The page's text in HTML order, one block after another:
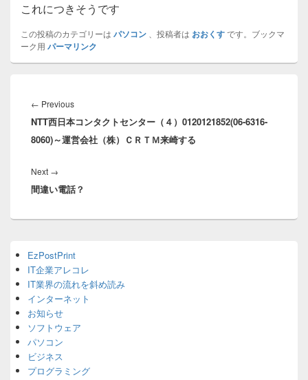
これにつきそうです
この投稿のカテゴリーは パソコン 、投稿者は おおくすです。ブックマ
ーク用 パーマリンク
稿
ナ
ビ
ゲ
シ
ョ
← PreviousPrevious
post:
NTT西日本コンタクトセンター（４）0120121852(06-6316-
8060)～運営会社（株）ＣＲＴＭ来崎する
Next →
post:
間違い電話？
Sidebar
Widget
Area
EzPostPrint
IT企業アレコレ
IT業界の流れを斜め読み
インターネット
お知らせ
ソフトウェア
パソコン
ビジネス
プログラミング